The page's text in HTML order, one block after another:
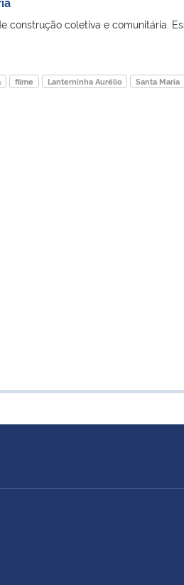
construção coletiva e comunitária.
filme Lanterninha Aurélio Santa Maria